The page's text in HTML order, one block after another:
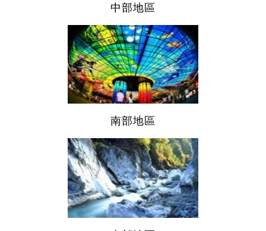
中部地區
南部地區